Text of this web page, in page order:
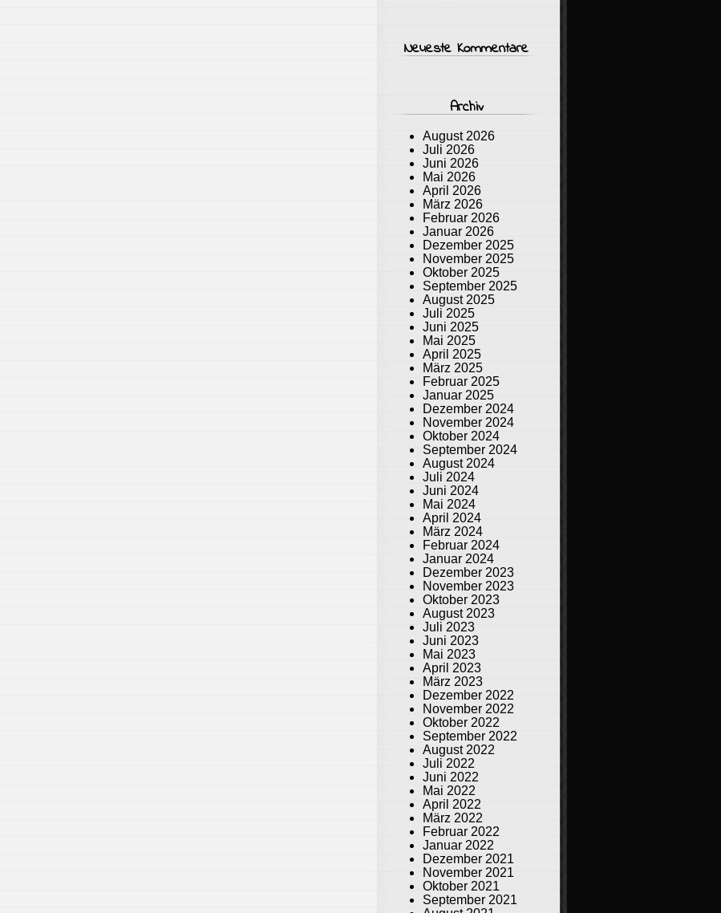
Neueste Kommentare
Archiv
August 2026
Juli 2026
Juni 2026
Mai 2026
April 2026
März 2026
Februar 2026
Januar 2026
Dezember 2025
November 2025
Oktober 2025
September 2025
August 2025
Juli 2025
Juni 2025
Mai 2025
April 2025
März 2025
Februar 2025
Januar 2025
Dezember 2024
November 2024
Oktober 2024
September 2024
August 2024
Juli 2024
Juni 2024
Mai 2024
April 2024
März 2024
Februar 2024
Januar 2024
Dezember 2023
November 2023
Oktober 2023
August 2023
Juli 2023
Juni 2023
Mai 2023
April 2023
März 2023
Dezember 2022
November 2022
Oktober 2022
September 2022
August 2022
Juli 2022
Juni 2022
Mai 2022
April 2022
März 2022
Februar 2022
Januar 2022
Dezember 2021
November 2021
Oktober 2021
September 2021